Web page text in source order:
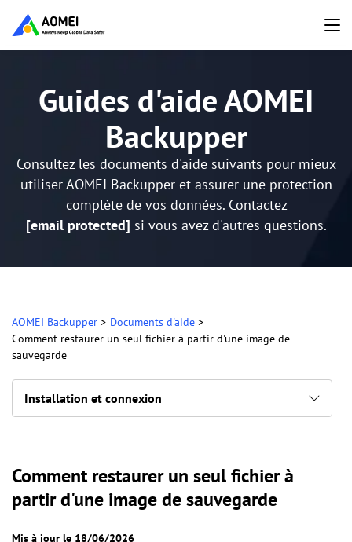
Guides d'aide AOMEI
Backupper
Consultez les documents d'aide suivants pour mieux
utiliser AOMEI Backupper et assurer une protection
complète de vos données. Contactez
[email protected] si vous avez d'autres questions.
AOMEI Backupper > Documents d'aide >
Comment restaurer un seul fichier à partir d'une image de
sauvegarde
Installation et connexion
Comment restaurer un seul fichier à
partir d'une image de sauvegarde
Mis à jour le 18/06/2026